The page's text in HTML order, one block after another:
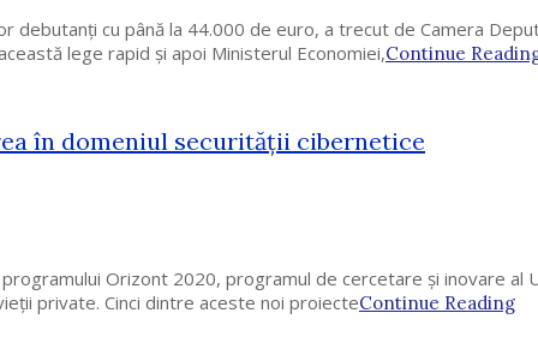
cu până la 44.000 de euro, a trecut de Camera
lege rapid și apoi Ministerul Economiei,Continue
în domeniul securității cibernetice
Orizont 2020, programul de cercetare și inovare al
private. Cinci dintre aceste noi proiecteContinue Reading